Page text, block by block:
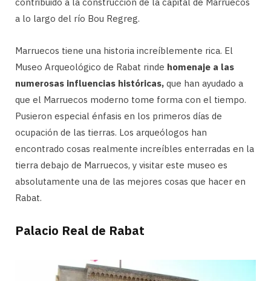
a lo largo del río Bou Regreg.
Marruecos tiene una historia increíblemente rica. El
Museo Arqueológico de Rabat rinde homenaje a las
numerosas influencias históricas, que han ayudado a
que el Marruecos moderno tome forma con el tiempo.
Pusieron especial énfasis en los primeros días de
ocupación de las tierras. Los arqueólogos han
encontrado cosas realmente increíbles enterradas en la
tierra debajo de Marruecos, y visitar este museo es
absolutamente una de las mejores cosas que hacer en
Rabat.
Palacio Real de Rabat